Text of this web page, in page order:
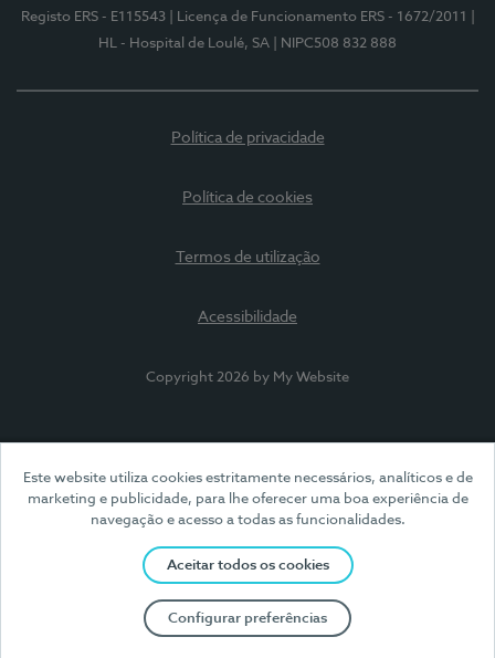
Este website utiliza cookies estritamente necessários, analíticos e de
marketing e publicidade, para lhe oferecer uma boa experiência de
navegação e acesso a todas as funcionalidades.
Aceitar todos os cookies
Configurar preferências
Registo ERS - E115543
| Licença de Funcionamento ERS - 1672/2011
HL - Hospital de Loulé, SA
| NIPC508 832 888
Política de privacidade
Política de cookies
Termos de utilização
Acessibilidade
Copyright 2026 by My Website